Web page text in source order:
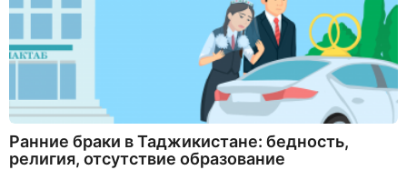
Ранние браки в Таджикистане: бедность,
религия, отсутствие образование